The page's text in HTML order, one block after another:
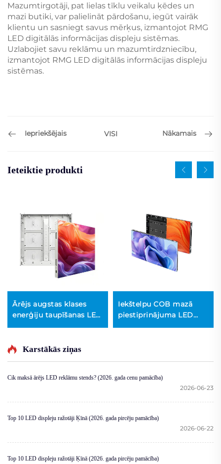
Mazumtirgotāji, pat lielas tīklu veikalu ķēdes un
mazi butiki, var palielināt pārdošanu, iegūt vairāk
klientu un sasniegt savus mērķus, izmantojot RMG
LED digitālās informācijas displeju sistēmas.
Uzlabojiet savu reklāmu un mazumtirdzniecību,
izmantojot RMG LED digitālās informācijas displeju
sistēmas.
Iepriekšējais VISI Nākamais
Ieteiktie produkti
Ārējs augstas klases
enerģiju taupīšanas LED
ekrāns
Iekštelpu COB mazā
piestiprinājuma LED
ekrāns
Karstākās ziņas
Cik maksā ārējs LED reklāmu stends? (2026. gada cenu pamācība)
2026-06-23
Top 10 LED displeju ražotāji Ķīnā (2026. gada pircēju pamācība)
2026-06-22
Top 10 LED displeju ražotāji Ķīnā (2026. gada pircēju pamācība)